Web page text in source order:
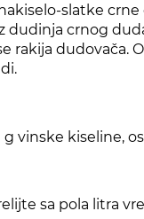
slatke
dudinja crnog
rakija dudovača.
vinske kiseline,
sa pola litra